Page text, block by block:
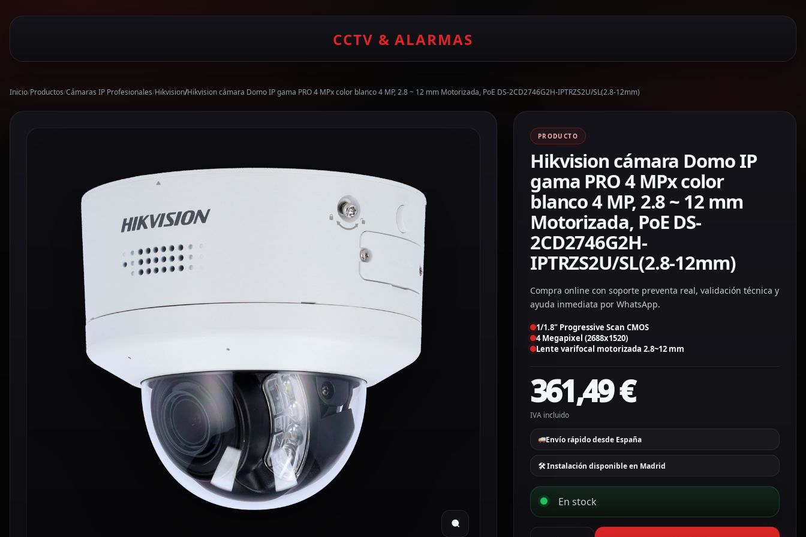
CCTV & ALARMAS
Inicio/Productos/Cámaras IP Profesionales/Hikvision/Hikvision cámara Domo IP gama PRO 4 MPx color blanco 4 MP, 2.8 ~ 12 mm Motorizada, PoE DS-2CD2746G2H-IPTRZS2U/SL(2.8-12mm)
PRODUCTO
Hikvision cámara Domo IP
gama PRO 4 MPx color
blanco 4 MP, 2.8 ~ 12 mm
Motorizada, PoE DS-
2CD2746G2H-
IPTRZS2U/SL(2.8-12mm)
Compra online con soporte preventa real, validación técnica y
ayuda inmediata por WhatsApp.
1/1.8" Progressive Scan CMOS
4 Megapixel (2688x1520)
Lente varifocal motorizada 2.8~12 mm
361,49€
IVA incluido
Envío rápido desde España
🛠 Instalación disponible en Madrid
En stock